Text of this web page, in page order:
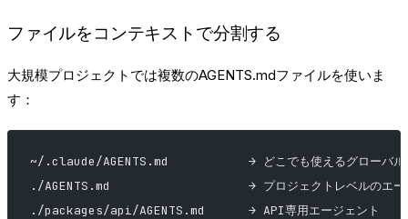
ファイルをコンテキストで分割する
大規模プロジェクトでは複数のAGENTS.mdファイルを使いま
す：
~/.claude/AGENTS.md           → どこでも使えるグローバル
./AGENTS.md                   → プロジェクトレベルのエー
./packages/api/AGENTS.md      → API専用エージェント